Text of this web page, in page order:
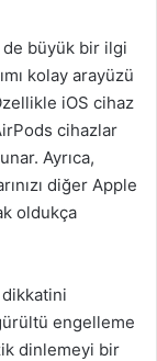
de büyük bir ilgi
kolay arayüzü
iOS cihaz
cihazlar
Ayrıca,
diğer Apple
oldukça
dikkatini
engelleme
dinlemeyi bir